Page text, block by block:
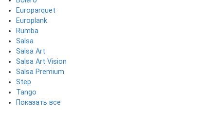
Europarquet
Europlank
Rumba
Salsa
Salsa Art
Salsa Art Vision
Salsa Premium
Step
Tango
Показать все